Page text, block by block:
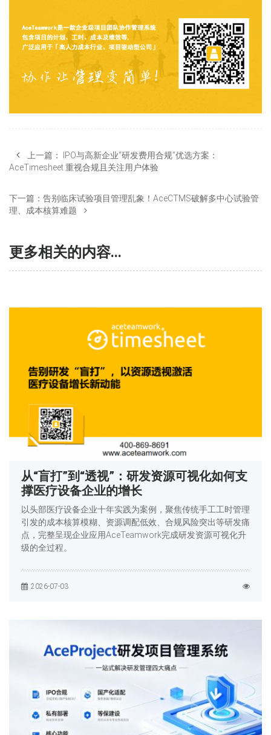
上一篇：
IPO与高新企业“研发费用合规”优选方案：
AceTimesheet 重视合规且关注用户体验
下一篇： 告别临床试验项目管理乱象！AceCTMS破解多中心试验管
理、成本核算难题
更多相关的内容...
从“盲打”到“透视”：研发资源可视化如何支
撑医疗设备企业的增长
以头部医疗设备企业十年实践为案例，聚焦传统手工工时管理
引发的成本核算模糊、资源调配低效、合规风险突出等研发痛
点，完整呈现企业应用AceTeamwork完成研发资源可视化升
级的全过程。
2026-07-03